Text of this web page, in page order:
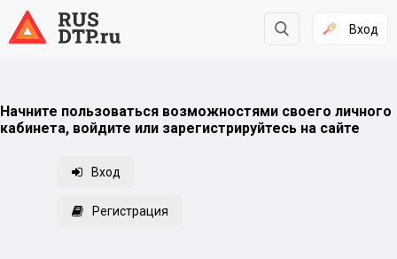
Вход
Начните пользоваться возможностями своего личного
кабинета, войдите или зарегистрируйтесь на сайте
Вход
Регистрация